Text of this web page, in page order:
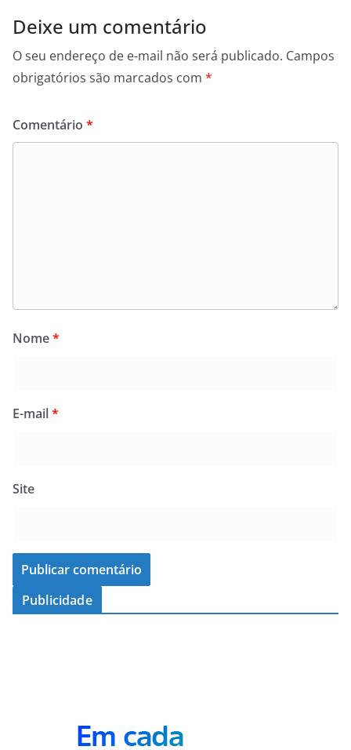
Deixe um comentário
O seu endereço de e-mail não será publicado. Campos
obrigatórios são marcados com *
Comentário *
Nome*
E-mail*
Site
Publicidade